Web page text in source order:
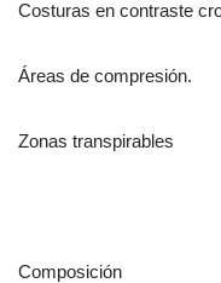
Costuras en contraste
Áreas de compresión.
Zonas transpirables
Composición